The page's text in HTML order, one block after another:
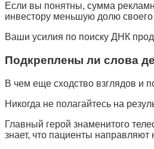
Если вы понятны, сумма
инвестору меньшую долю своего
Ваши усилия по поиску ДНК
Подкреплены ли слова
В чем еще сходство взглядов и
Никогда не полагайтесь на
Главный герой знаменитого
знает, что пациенты